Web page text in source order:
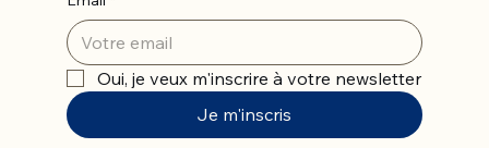
Oui, je veux m'inscrire à votre newsletter
Je m'inscris